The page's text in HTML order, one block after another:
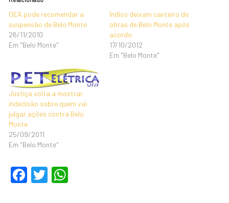
OEA pode recomendar a
suspensão de Belo Monte
26/11/2010
Em "Belo Monte"
Índios deixam canteiro de
obras de Belo Monte após
acordo
17/10/2012
Em "Belo Monte"
Justiça volta a mostrar
indecisão sobre quem vai
julgar ações contra Belo
Monte
25/09/2011
Em "Belo Monte"
F
T